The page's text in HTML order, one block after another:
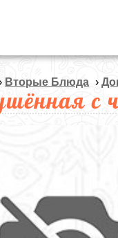
Вторые Блюда ›
с